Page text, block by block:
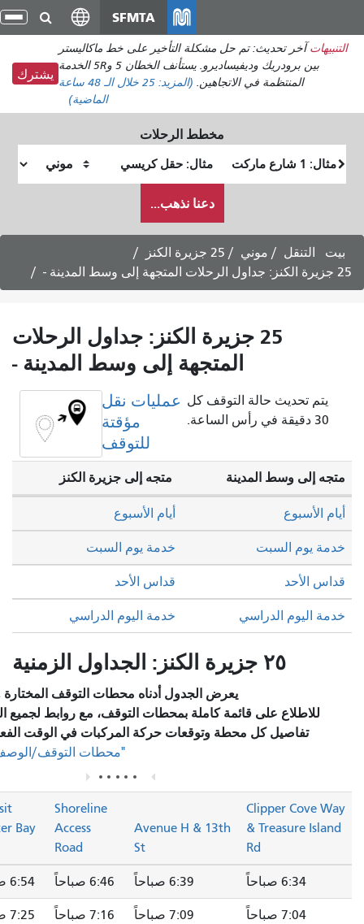
المحتوى
الرئيسي
تبديل
التنقل
حل مشكلة التأخير على خط ماكاليستر
بين برودريك وديفيساديرو. يستأنف الخطان 5 و5R الخدمة
(المزيد:25
خلال الـ 48 ساعة
يشترك
البداية
النهاية
في
السفر
25 جزيرة الكنز
جزيرة الكنز: جداول الرحلات
المتجهة إلى وسط المدينة -
عمليات نقل
مؤقتة
التوقف كل
متجه إلى جزيرة الكنز
خدمة يوم السبت
قداس الأحد
أيام الأسبوع
خدمة اليوم الدراسي
يعرض الجدول أدناه محطات التوقف المختارة والخدمة المخطط لها.
كاملة بمحطات التوقف، مع روابط لجميع المحطات للاطلاع على
محطة وتوقعات حركة المركبات في الوقت الفعلي، يرجى زيارة قسم
"محطات التوقف/الوصف"في صفحة المسار.
Avenue H & 13th
St
Access
Transit
Center Bay
Transit
Center Bay
6:39 صباحاً 6:54 صباحاً --
7:09 صباحاً 7:25 صباحاً --